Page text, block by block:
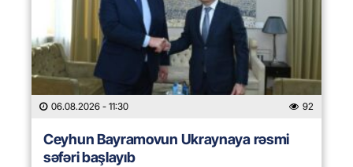
06.08.2026 - 11:30 92
Ceyhun Bayramovun Ukraynaya rəsmi
səfəri başlayıb